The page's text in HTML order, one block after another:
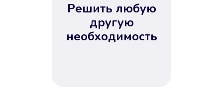
Решить любую
другую
необходимость